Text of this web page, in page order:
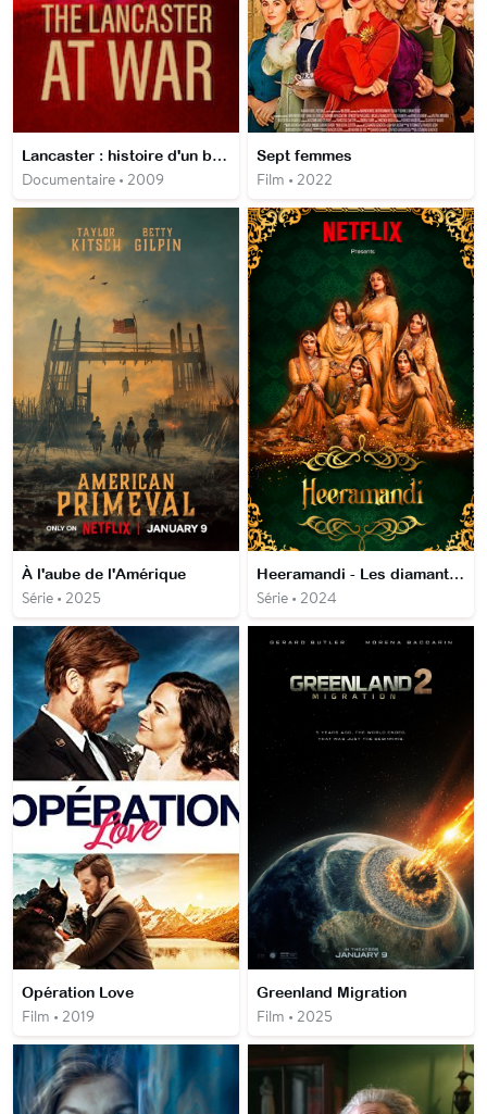
Lancaster : histoire d'un bombardier
Documentaire • 2009
Sept femmes
Film • 2022
À l'aube de l'Amérique
Série • 2025
Heeramandi - Les diamants de la cour
Série • 2024
Opération Love
Film • 2019
Greenland Migration
Film • 2025